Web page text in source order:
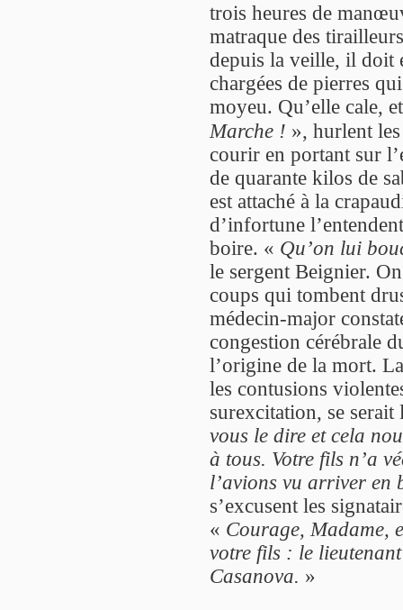
trois heures de
matraque des
depuis la veille, il doit
chargées de pierres
moyeu. Qu’elle cale,
Marche ! », hurlent
courir en portant sur
de quarante kilos de
est attaché à la
d’infortune
boire. « Qu’on lui
le sergent Beignier.
coups qui tombent
médecin-major
congestion cérébrale
l’origine de la mort.
les contusions
surexcitation, se
vous le dire et cela
à tous. Votre fils n’a
l’avions vu arriver en
s’excusent les
« Courage, Madame,
votre fils : le
Casanova. »